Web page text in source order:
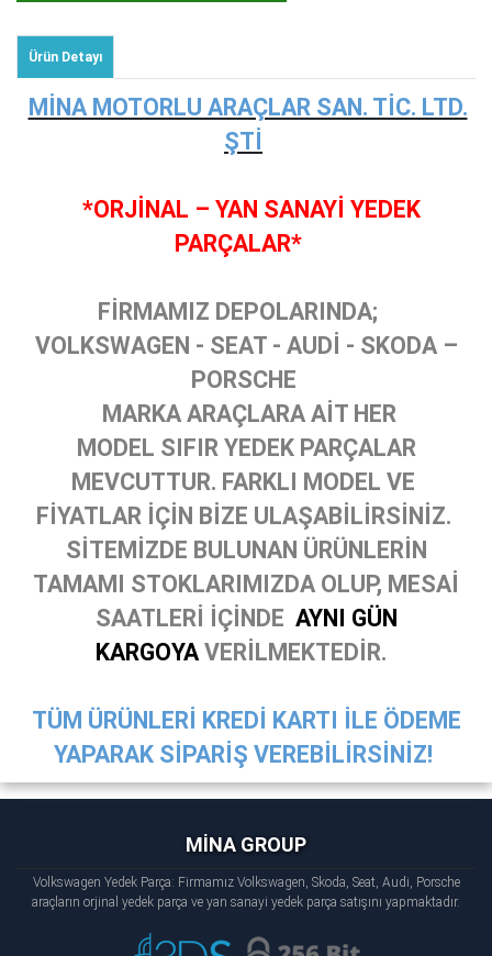
Ürün Detayı
MİNA MOTORLU ARAÇLAR SAN. TİC. LTD.
ŞTİ
*ORJİNAL – YAN SANAYİ YEDEK
PARÇALAR*
FİRMAMIZ DEPOLARINDA;
VOLKSWAGEN - SEAT - AUDİ - SKODA –
PORSCHE
MARKA ARAÇLARA AİT HER
MODEL SIFIR YEDEK PARÇALAR
MEVCUTTUR. FARKLI MODEL VE
FİYATLAR İÇİN BİZE ULAŞABİLİRSİNİZ.
SİTEMİZDE BULUNAN ÜRÜNLERİN
TAMAMI STOKLARIMIZDA OLUP, MESAİ
SAATLERİ İÇİNDE AYNI GÜN
KARGOYA VERİLMEKTEDİR.
TÜM ÜRÜNLERİ KREDİ KARTI İLE ÖDEME
YAPARAK SİPARİŞ VEREBİLİRSİNİZ!
MİNA GROUP
Volkswagen Yedek Parça: Firmamız Volkswagen, Skoda, Seat, Audi, Porsche
araçların orjinal yedek parça ve yan sanayi yedek parça satışını yapmaktadır.